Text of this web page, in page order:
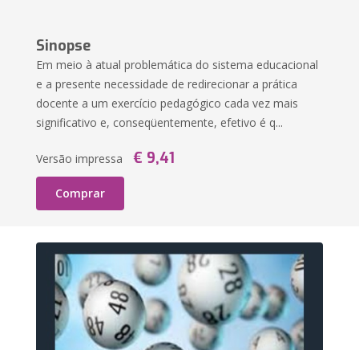
Sinopse
Em meio à atual problemática do sistema educacional
e a presente necessidade de redirecionar a prática
docente a um exercício pedagógico cada vez mais
significativo e, conseqüentemente, efetivo é q...
Versão impressa € 9,41
Comprar